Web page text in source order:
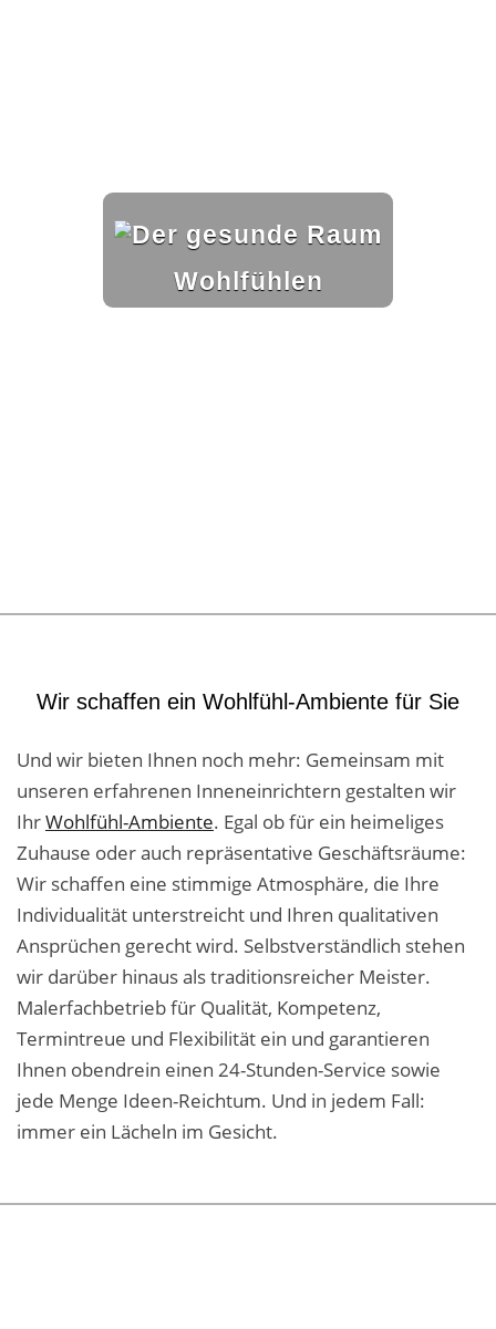
Navigation schließen
Wohlfühlen
Wir schaffen ein Wohlfühl-Ambiente für Sie
Und wir bieten Ihnen noch mehr: Gemeinsam mit
unseren erfahrenen Inneneinrichtern gestalten wir
IhrWohlfühl-Ambiente. Egal ob für ein heimeliges
Zuhause oder auch repräsentative Geschäftsräume:
Wir schaffen eine stimmige Atmosphäre, die Ihre
Individualität unterstreicht und Ihren qualitativen
Ansprüchen gerecht wird. Selbstverständlich stehen
wir darüber hinaus als traditionsreicher Meister.
Malerfachbetrieb für Qualität, Kompetenz,
Termintreue und Flexibilität ein und garantieren
Ihnen obendrein einen 24-Stunden-Service sowie
jede Menge Ideen-Reichtum. Und in jedem Fall:
immer ein Lächeln im Gesicht.